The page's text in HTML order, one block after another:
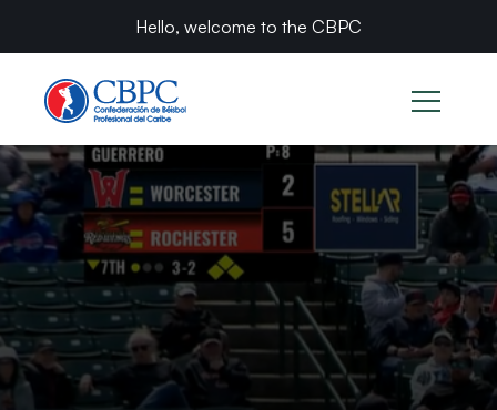
Hello, welcome to the CBPC